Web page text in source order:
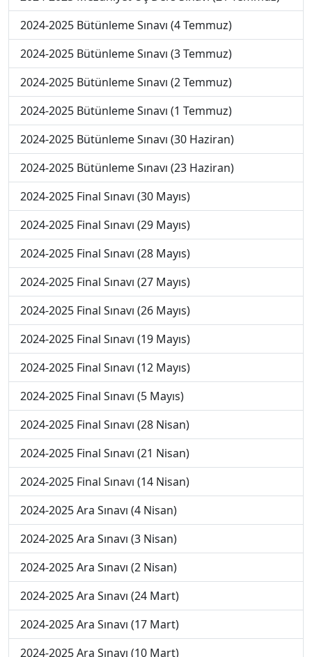
2024-2025 Bütünleme Sınavı (4 Temmuz)
2024-2025 Bütünleme Sınavı (3 Temmuz)
2024-2025 Bütünleme Sınavı (2 Temmuz)
2024-2025 Bütünleme Sınavı (1 Temmuz)
2024-2025 Bütünleme Sınavı (30 Haziran)
2024-2025 Bütünleme Sınavı (23 Haziran)
2024-2025 Final Sınavı (30 Mayıs)
2024-2025 Final Sınavı (29 Mayıs)
2024-2025 Final Sınavı (28 Mayıs)
2024-2025 Final Sınavı (27 Mayıs)
2024-2025 Final Sınavı (26 Mayıs)
2024-2025 Final Sınavı (19 Mayıs)
2024-2025 Final Sınavı (12 Mayıs)
2024-2025 Final Sınavı (5 Mayıs)
2024-2025 Final Sınavı (28 Nisan)
2024-2025 Final Sınavı (21 Nisan)
2024-2025 Final Sınavı (14 Nisan)
2024-2025 Ara Sınavı (4 Nisan)
2024-2025 Ara Sınavı (3 Nisan)
2024-2025 Ara Sınavı (2 Nisan)
2024-2025 Ara Sınavı (24 Mart)
2024-2025 Ara Sınavı (17 Mart)
2024-2025 Ara Sınavı (10 Mart)